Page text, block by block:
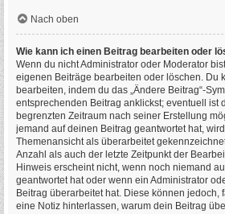
Nach oben
Wie kann ich einen Beitrag bearbeiten oder
Wenn du nicht Administrator oder Moderator
eigenen Beiträge bearbeiten oder löschen. Du
bearbeiten, indem du das „Ändere Beitrag“-
entsprechenden Beitrag anklickst; eventuell ist
begrenzten Zeitraum nach seiner Erstellung
jemand auf deinen Beitrag geantwortet hat,
Themenansicht als überarbeitet
Anzahl als auch der letzte Zeitpunkt der
Hinweis erscheint nicht, wenn noch niemand
geantwortet hat oder wenn ein Administrator
Beitrag überarbeitet hat. Diese können jedoch,
eine Notiz hinterlassen, warum dein Beitrag